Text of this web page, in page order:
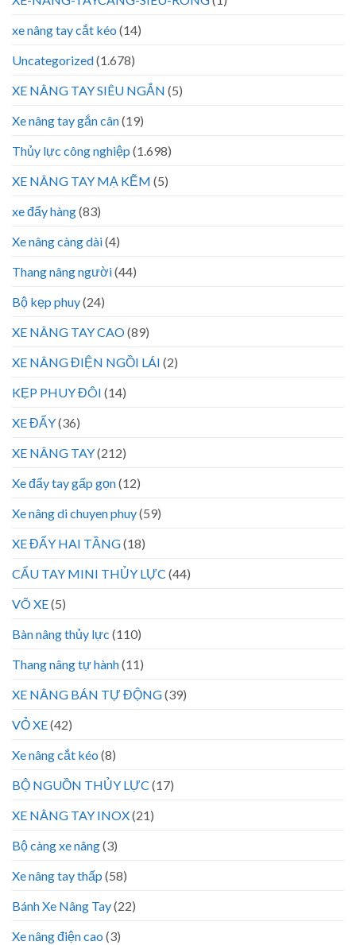
xe nâng tay cắt kéo (14)
Uncategorized(1.678)
XE NÂNG TAY SIÊU NGẮN (5)
Xe nâng tay gắn cân(19)
Thủy lực công nghiệp (1.698)
XE NÂNG TAY MẠ KẼM (5)
xe đẩy hàng(83)
Xe nâng càng dài(4)
Thang nâng người(44)
Bộ kẹp phuy(24)
XE NÂNG TAY CAO(89)
XE NÂNG ĐIỆN NGỒI LÁI (2)
KẸP PHUY ĐÔI (14)
XE ĐẨY(36)
XE NÂNG TAY(212)
Xe đẩy tay gấp gọn(12)
Xe nâng di chuyen phuy(59)
XE ĐẨY HAI TẦNG(18)
CẨU TAY MINI THỦY LỰC (44)
VÕ XE(5)
Bàn nâng thủy lực (110)
Thang nâng tự hành(11)
XE NÂNG BÁN TỰ ĐỘNG(39)
VỎ XE(42)
Xe nâng cắt kéo (8)
BỘ NGUỒN THỦY LỰC (17)
XE NÂNG TAY INOX(21)
Bộ càng xe nâng(3)
Xe nâng tay thấp (58)
Bánh Xe Nâng Tay(22)
Xe nâng điện cao (3)